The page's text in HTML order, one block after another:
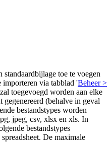
toe te voegen
importeren via tabblad 'Beheer >
toegevoegd worden aan elke
(behalve in geval
bestandstypes worden
jpeg, csv, xlsx en xls. In
bestandstypes
De maximale